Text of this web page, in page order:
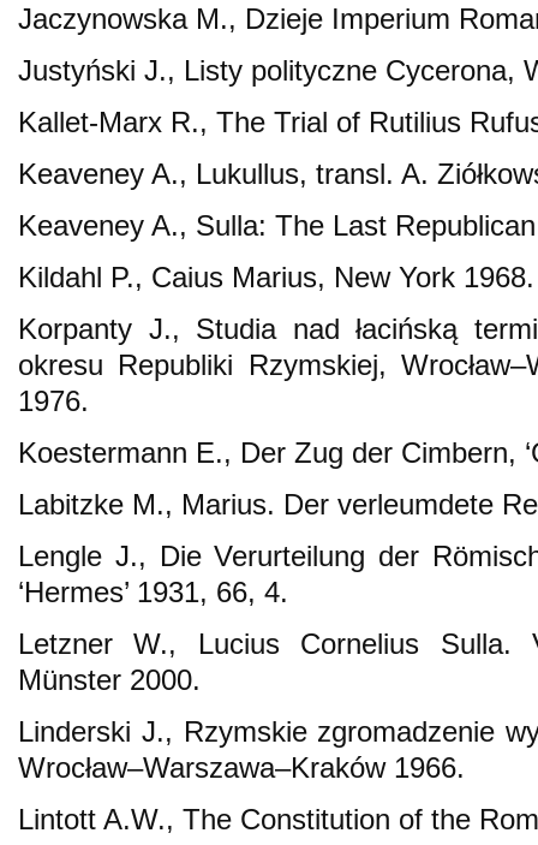
Jaczynowska M., Dzieje Imperium
Justyński J., Listy polityczne Cycerona,
Kallet-Marx R., The Trial of Rutilius
Keaveney A., Lukullus, transl. A.
Keaveney A., Sulla: The Last
Kildahl P., Caius Marius, New York 1968.
Korpanty J., Studia nad łacińską
okresu Republiki Rzymskiej,
1976.
Koestermann E., Der Zug der Cimbern,
Labitzke M., Marius. Der verleumdete
Lengle J., Die Verurteilung der
‘Hermes’ 1931, 66, 4.
Letzner W., Lucius Cornelius Sulla.
Münster 2000.
Linderski J., Rzymskie zgromadzenie
Wrocław–Warszawa–Kraków 1966.
Lintott A.W., The Constitution of the